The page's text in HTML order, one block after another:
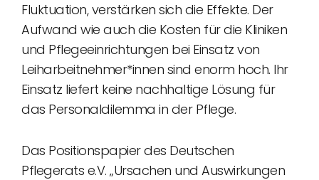
Fluktuation, verstärken sich die Effekte. Der
Aufwand wie auch die Kosten für die Kliniken
und Pflegeeinrichtungen bei Einsatz von
Leiharbeitnehmer*innen sind enorm hoch. Ihr
Einsatz liefert keine nachhaltige Lösung für
das Personaldilemma in der Pflege.
Das Positionspapier des Deutschen
Pflegerats e.V. „Ursachen und Auswirkungen